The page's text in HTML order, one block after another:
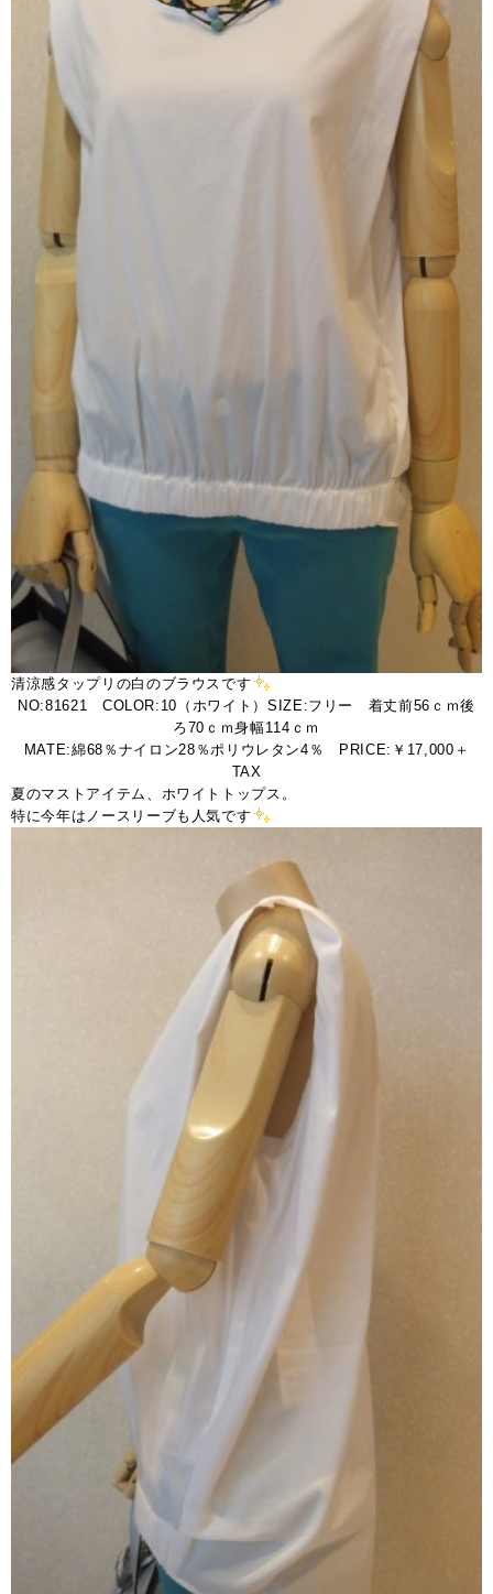
清涼感タップリの白のブラウスです
NO:81621 COLOR:10（ホワイト）SIZE:フリー 着丈前56ｃｍ後
ろ70ｃｍ身幅114ｃｍ
MATE:綿68％ナイロン28％ポリウレタン4％ PRICE:￥17,000＋
TAX
夏のマストアイテム、ホワイトトップス。
特に今年はノースリーブも人気です